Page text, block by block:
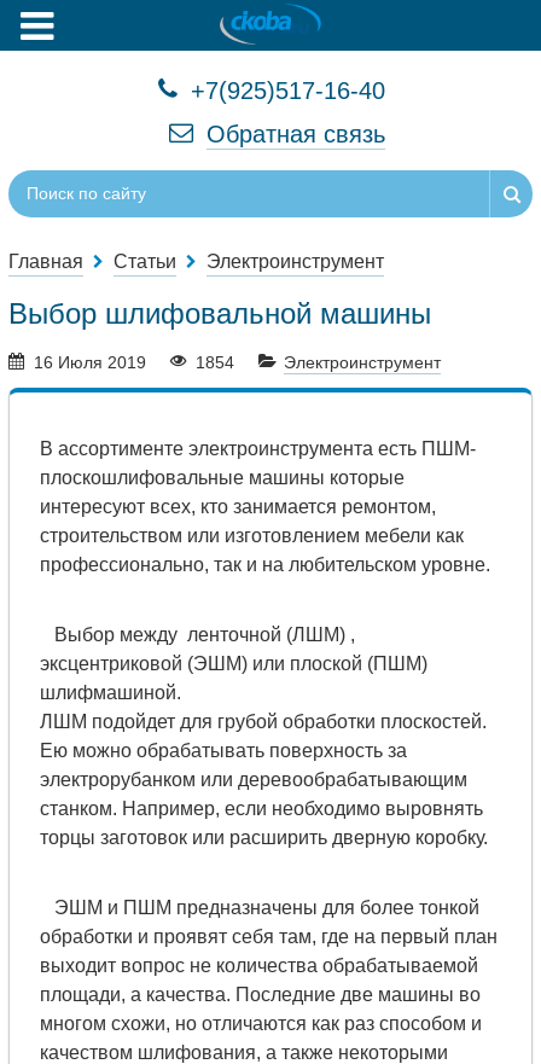
+7(925)517-16-40
Обратная связь
Главная Статьи Электроинструмент
Выбор шлифовальной машины
16 Июля 2019 1854 Электроинструмент
В ассортименте электроинструмента есть ПШМ-
плоскошлифовальные машины которые
интересуют всех, кто занимается ремонтом,
строительством или изготовлением мебели как
профессионально, так и на любительском уровне.
Выбор между ленточной (ЛШМ) ,
эксцентриковой (ЭШМ) или плоской (ПШМ)
шлифмашиной.
ЛШМ подойдет для грубой обработки плоскостей.
Ею можно обрабатывать поверхность за
электрорубанком или деревообрабатывающим
станком. Например, если необходимо выровнять
торцы заготовок или расширить дверную коробку.
ЭШМ и ПШМ предназначены для более тонкой
обработки и проявят себя там, где на первый план
выходит вопрос не количества обрабатываемой
площади, а качества. Последние две машины во
многом схожи, но отличаются как раз способом и
качеством шлифования, а также некоторыми